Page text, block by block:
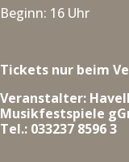
Beginn: 16 Uhr
Tickets nur beim
Veranstalter:
Musikfestspiele
Tel.: 033237 8596 3